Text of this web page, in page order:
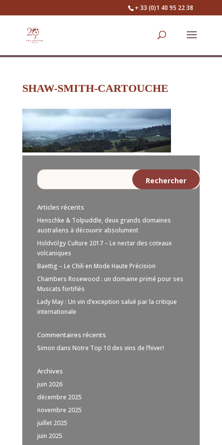
+ 33 (0)1 40 95 22 38
SHAW-SMITH-CARTOUCHE
Articles récents
Henschke & Tolpuddle, deux grands domaines
australiens à découvrir absolument
Holdvölgy Culture 2017 – Le nectar des coteaux
volcaniques
Baettig – Le Chili en Mode Haute Précision
Chambers Rosewood : un domaine primé pour ses
Muscats fortifiés
Lady May : Un vin d’exception salué par la critique
internationale
Commentaires récents
Simon dans Notre Top 10 des vins de l’hiver!
Archives
juin 2026
décembre 2025
novembre 2025
juillet 2025
juin 2025